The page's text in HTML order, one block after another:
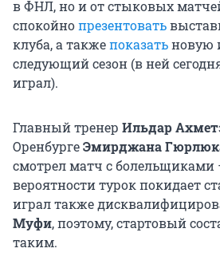
в ФНЛ, но и от стыковых
спокойнопрезентовать
клуба, а такжепоказатьновую
следующий сезон (в ней
играл).
Главный тренер Ильдар
ОренбургеЭмирджана
смотрел матч с болельщиками
вероятности турок покидает
играл также
Муфи, поэтому, стартовый
таким.